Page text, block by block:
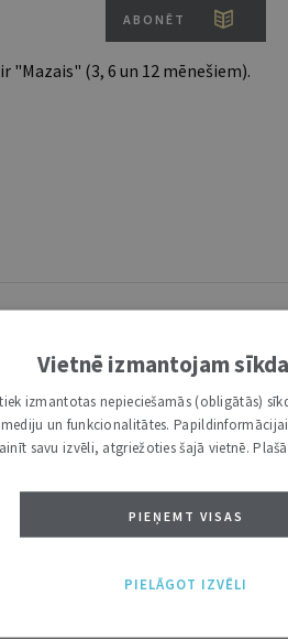
ABONĒT
(3, 6 un 12 mēnešiem).
Vietnē izmantojam
izmantotas nepieciešamās (obligātās)
un funkcionalitātes.
savu izvēli, atgriežoties šajā vietnē.
PIEŅEMT VISAS
PIELĀGOT IZVĒLI